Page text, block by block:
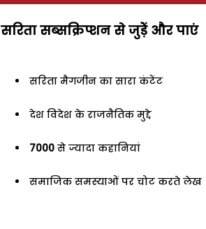
सरिता सब्सक्रिप्शन से जुड़ेें और पाएं
सरिता मैगजीन का सारा कंटेंट
देश विदेश के राजनैतिक मुद्दे
7000 से ज्यादा कहानियां
समाजिक समस्याओं पर चोट करते लेख